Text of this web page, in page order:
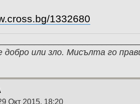
1332680
добро или зло. Мисълта го
Окт 2015, 18:20